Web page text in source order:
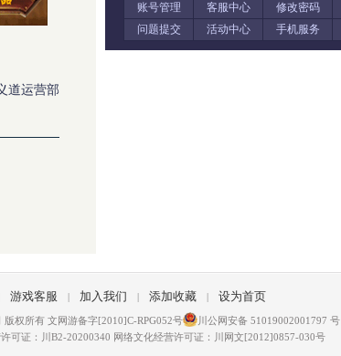
道运营部
账号管理 客服中心 修改密码
问题提交
活动中心 手机服务
游戏客服 | 加入我们 | 添加收藏 | 设为首页
权所有 文网游备字[2010]C-RPG052号
川公网安备 51019002001797 号
可证：川B2-20200340 网络文化经营许可证：川网文[2012]0857-030号